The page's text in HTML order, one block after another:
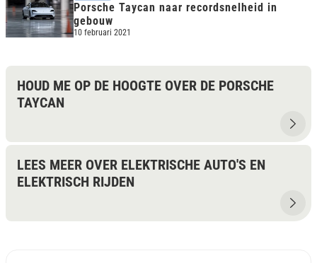
Porsche Taycan naar recordsnelheid in
gebouw
10 februari 2021
HOUD ME OP DE HOOGTE OVER DE PORSCHE
TAYCAN
LEES MEER OVER ELEKTRISCHE AUTO'S EN
ELEKTRISCH RIJDEN